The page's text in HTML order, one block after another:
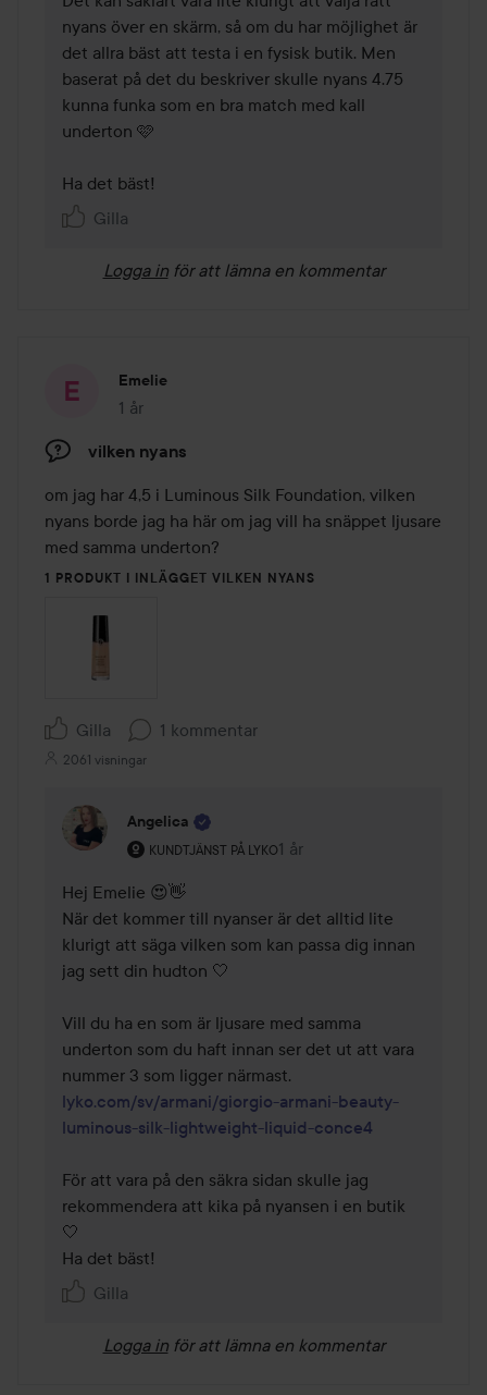
nyans över en skärm, så om du har möjlighet är
det allra bäst att testa i en fysisk butik. Men
baserat på det du beskriver skulle nyans 4.75
kunna funka som en bra match med kall
underton 🩷
Ha det bäst!
Gilla
Logga in för att lämna en kommentar
Emelie
1 år
Inlägget skapades 1 år
vilken nyans
om jag har 4,5 i Luminous Silk Foundation, vilken
nyans borde jag ha här om jag vill ha snäppet ljusare
med samma underton?
1 PRODUKT I INLÄGGET VILKEN NYANS
Gilla 1 kommentar
2061 visningar
Angelica
KUNDTJÄNST PÅ LYKO
Användarens roll: Kundtjänst på Lyko.
1 år
Kommentaren lades 1 år
Hej Emelie 😍👋
När det kommer till nyanser är det alltid lite
klurigt att säga vilken som kan passa dig innan
jag sett din hudton 🤍
Vill du ha en som är ljusare med samma
underton som du haft innan ser det ut att vara
lyko.com/sv/armani/giorgio-armani-beauty-
luminous-silk-lightweight-liquid-conce4
För att vara på den säkra sidan skulle jag
rekommendera att kika på nyansen i en butik
🤍
Ha det bäst!
Gilla
Logga in för att lämna en kommentar